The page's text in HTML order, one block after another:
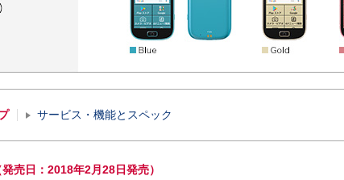
サービス・機能とスペック
売日：2018年2月28日発売）